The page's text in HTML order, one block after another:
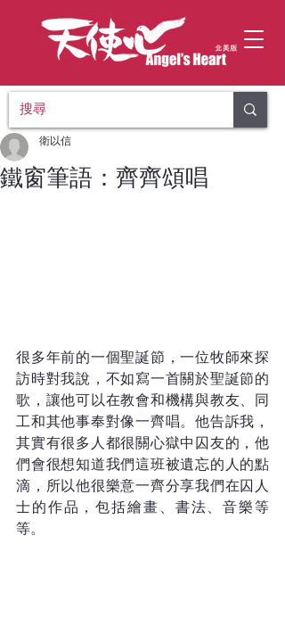
鐵窗筆語：齊齊頌唱
衛以信
很多年前的一個聖誕節，一位牧師來探
訪時對我說，不如寫一首關於聖誕節的
歌，讓他可以在教會和機構與教友、同
工和其他事奉對像一齊唱。他告訴我，
其實有很多人都很關心獄中囚友的，他
們會很想知道我們這班被遺忘的人的點
滴，所以他很樂意一齊分享我們在囚人
士的作品，包括繪畫、書法、音樂等
等。